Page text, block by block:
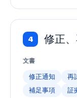
4 修正
文書
修正通知 再
補足事項
証